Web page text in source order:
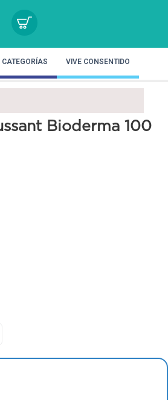
VIVE CONSENTIDO
Bioderma 100